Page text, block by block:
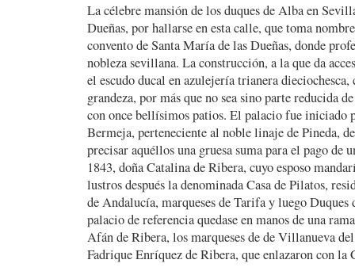
La célebre mansión de los duques de Alba en
Dueñas, por hallarse en esta calle, que toma
convento de Santa María de las Dueñas, donde
nobleza sevillana. La construcción, a la que da
el escudo ducal en azulejería trianera dieciochesca,
grandeza, por más que no sea sino parte reducida
con once bellísimos patios. El palacio fue iniciado
Bermeja, perteneciente al noble linaje de Pineda,
precisar aquéllos una gruesa suma para el pago de
1843, doña Catalina de Ribera, cuyo esposo
lustros después la denominada Casa de Pilatos,
de Andalucía, marqueses de Tarifa y luego
palacio de referencia quedase en manos de una
Afán de Ribera, los marqueses de de Villanueva
Fadrique Enríquez de Ribera, que enlazaron con la